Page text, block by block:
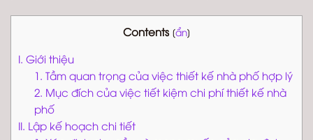
Contents [ẩn]
I. Giới thiệu
1. Tầm quan trọng của việc thiết kế nhà phố hợp lý
2. Mục đích của việc tiết kiệm chi phí thiết kế nhà
phố
II. Lập kế hoạch chi tiết